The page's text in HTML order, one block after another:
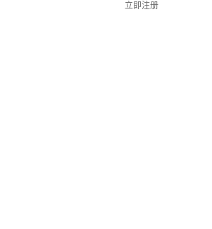
立即注册